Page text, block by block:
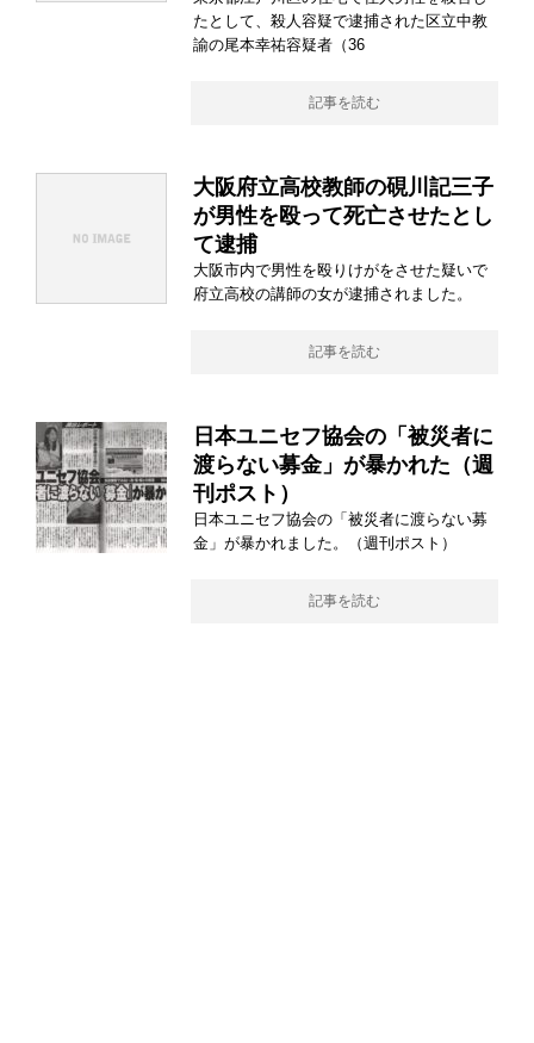
たとして、殺人容疑で逮捕された区立中教
諭の尾本幸祐容疑者（36
記事を読む
大阪府立高校教師の硯川記三子
が男性を殴って死亡させたとし
て逮捕
大阪市内で男性を殴りけがをさせた疑いで
府立高校の講師の女が逮捕されました。
記事を読む
日本ユニセフ協会の「被災者に
渡らない募金」が暴かれた（週
刊ポスト）
日本ユニセフ協会の「被災者に渡らない募
金」が暴かれました。（週刊ポスト）
記事を読む